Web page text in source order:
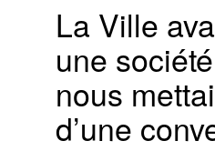
La Ville
une
nous
d’une